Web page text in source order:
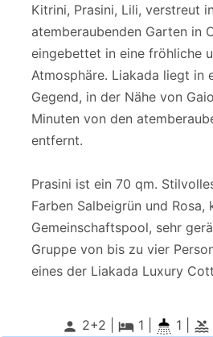
Kitrini, Prasini, Lili, verstreut
atemberaubenden Garten in
eingebettet in eine fröhliche
Atmosphäre. Liakada liegt in
Gegend, in der Nähe von
Minuten von den
entfernt.
Prasini ist ein 70 qm.
Farben Salbeigrün und
Gemeinschaftspool, sehr
Gruppe von bis zu vier
eines der Liakada Luxury
person 2+2 | local_hotel 1 1 | pool